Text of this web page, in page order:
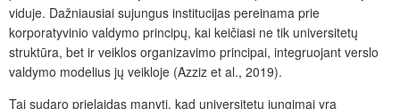
viduje. Dažniausiai sujungus institucijas pereinama prie
korporatyvinio valdymo principų, kai keičiasi ne tik universitetų
struktūra, bet ir veiklos organizavimo principai, integruojant verslo
valdymo modelius jų veikloje (Azziz et al., 2019).
Tai sudaro prielaidas manyti, kad universitetų jungimai yra